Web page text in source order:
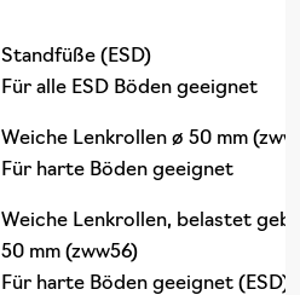
Standfüße (ESD)
Für alle ESD Böden geeignet
Weiche Lenkrollen ø 50 mm
Für harte Böden geeignet
Weiche Lenkrollen, belastet
50 mm (zww56)
Für harte Böden geeignet (ESD)